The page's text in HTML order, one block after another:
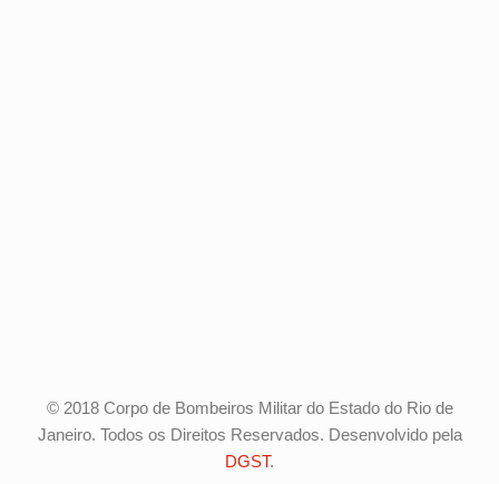
© 2018 Corpo de Bombeiros Militar do Estado do Rio de
Janeiro. Todos os Direitos Reservados. Desenvolvido pela
DGST.